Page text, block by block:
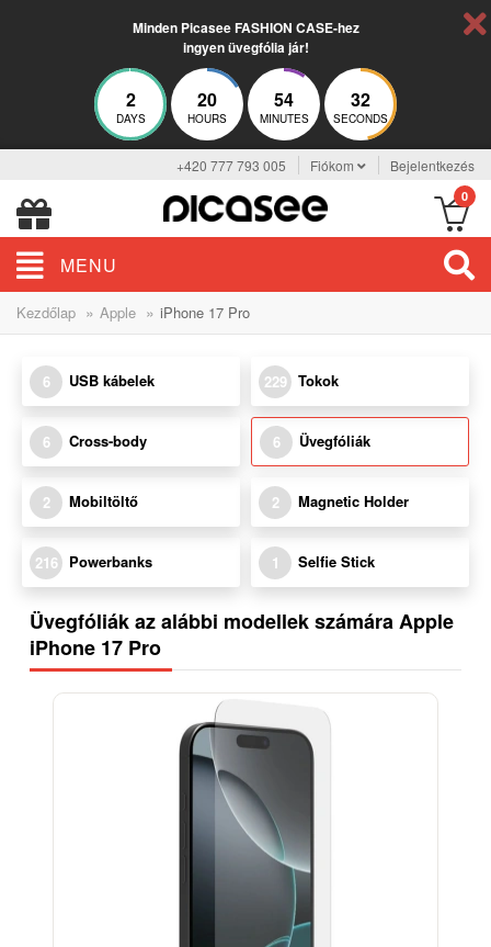
Minden Picasee FASHION CASE-hez
ingyen üvegfólia jár!
2
DAYS
20
HOURS
54
MINUTES
32
SECONDS
+420 777 793 005 Fiókom Bejelentkezés
0
MENU
Kezdőlap » Apple » iPhone 17 Pro
6 USB kábelek 229 Tokok
6 Cross-body 6 Üvegfóliák
2 Mobiltöltő 2 Magnetic Holder
216 Powerbanks 1 Selfie Stick
Üvegfóliák az alábbi modellek számára Apple
iPhone 17 Pro